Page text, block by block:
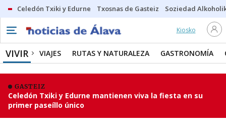
Celedón Txiki y Edurne Txosnas de Gasteiz Soziedad
Kiosko
VIVIR VIAJES RUTAS Y NATURALEZA GASTRONOMÍA
GASTEIZ
Celedón Txiki y Edurne mantienen viva la fiesta en su
primer paseíllo único